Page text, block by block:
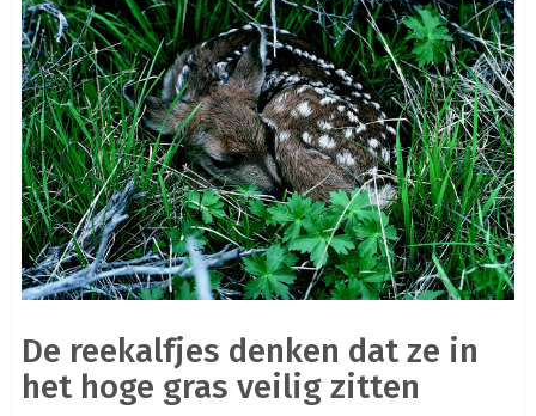
De reekalfjes denken dat ze in
het hoge gras veilig zitten